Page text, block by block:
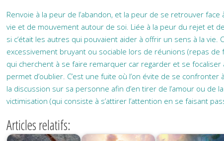
Renvoie à la peur de l’abandon, et la peur de se retrouver
vie et de mouvement autour de soi. Liée à la peur du rejet et
si c’était les autres qui pouvaient aider à offrir un sens à la
excessivement bruyant ou sociable lors de réunions (repas
qui cherchent à se faire remarquer car regarder et se
permet d’oublier. C’est une fuite où l’on évite de se
la discussion sur sa personne afin d’en tirer de l’amour ou de
victimisation (qui consiste à s’attirer l’attention en se faisant
Articles relatifs: